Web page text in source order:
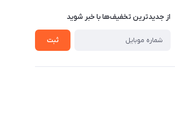
از جدید‌ترین تخفیف‌ها با‌ خبر شوید
ثبت